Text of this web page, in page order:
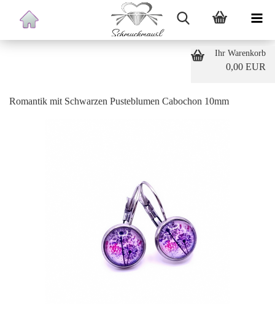
Ihr Warenkorb
0,00 EUR
Romantik mit Schwarzen Pusteblumen Cabochon 10mm